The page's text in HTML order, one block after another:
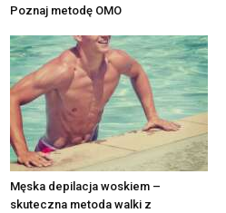
Poznaj metodę OMO
Męska depilacja woskiem –
skuteczna metoda walki z